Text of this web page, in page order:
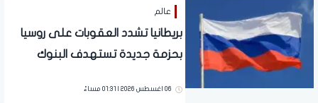
عالم
بريطانيا تشدد العقوبات على روسيا
بحزمة جديدة تستهدف البنوك
06 اغسطس 2026 | 01:31 مساءً